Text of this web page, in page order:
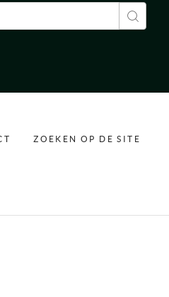
ZOEKEN OP DE SITE